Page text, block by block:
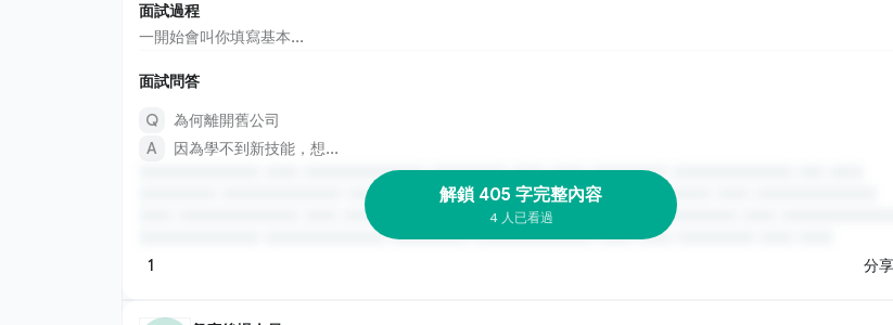
面試過程
一開始會叫你填寫基本...
面試問答
為何離開舊公司
因為學不到新技能，想...
解鎖 405 字完整內容
4 人已看過
1 分享